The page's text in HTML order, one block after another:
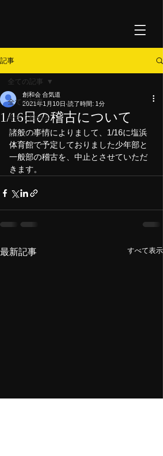
記事
全ての記事
今すぐ始める
コミュニティ
全ての記事
1/16日の稽古について
創和会 合気道
2021年1月10日 読了時間: 1分
諸般の事情によりまして、1/16に塩浜
体育館で予定しておりました少年部と
一般部の稽古を、中止とさせていただ
きます。
最新記事 すべて表示